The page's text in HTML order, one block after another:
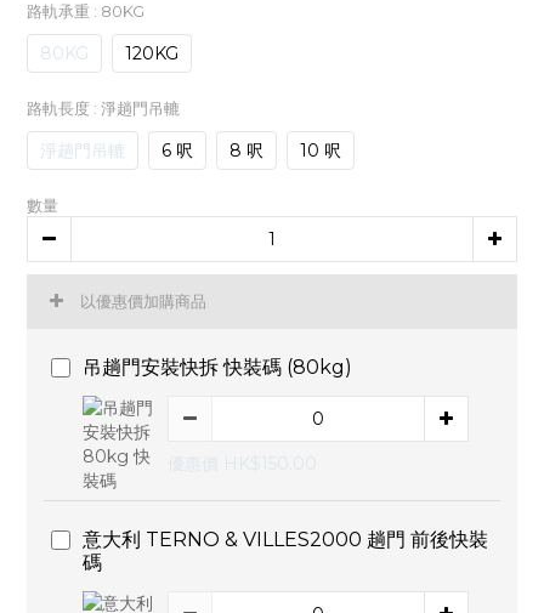
路軌承重 : 80KG
80KG 120KG
路軌長度 : 淨趟門吊轆
淨趟門吊轆 6 呎 8 呎 10 呎
數量
以優惠價加購商品
吊趟門安裝快拆 快裝碼 (80kg)
優惠價 HK$150.00
意大利 TERNO & VILLES2000 趟門 前後快裝
碼